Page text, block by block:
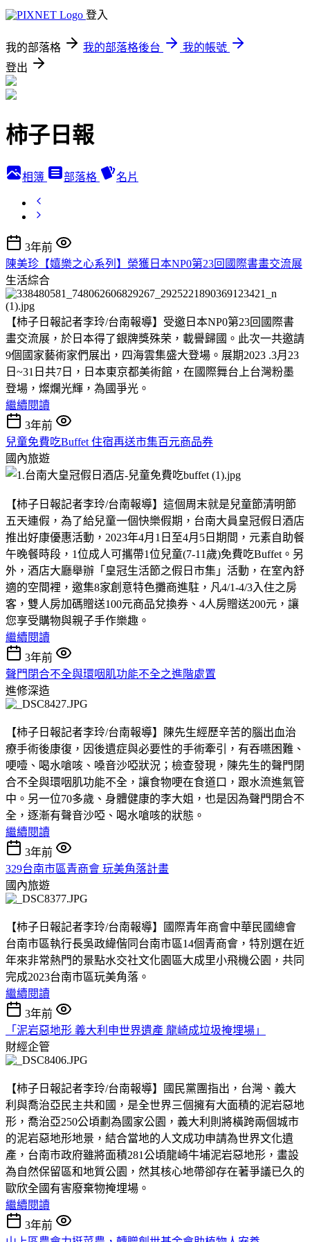
登入
我的部落格 我的部落格後台
我的帳號
登出
柿子日報
相簿 部落格 名片
3年前
陳美珍【嬉樂之心系列】榮獲日本NP0第23回國際書畫交流展
生活綜合
【柿子日報記者李玲/台南報導】受邀日本NP0第23回國際書
畫交流展，於日本得了銀牌獎殊荣，載譽歸國。此次一共邀請
9個國家藝術家們展出，四海雲集盛大登場。展期2023 .3月23
日~31日共7日，日本東京都美術館，在國際舞台上台灣粉墨
登場，燦爛光輝，為國爭光。
繼續閱讀
3年前
兒童免費吃Buffet 住宿再送市集百元商品券
國內旅遊
【柿子日報記者李玲/台南報導】這個周末就是兒童節清明節
五天連假，為了給兒童一個快樂假期，台南大員皇冠假日酒店
推出好康優惠活動，2023年4月1日至4月5日期間，元素自助餐
午晚餐時段，1位成人可攜帶1位兒童(7-11歲)免費吃Buffet。另
外，酒店大廳舉辦「皇冠生活節之假日市集」活動，在室內舒
適的空間裡，邀集8家創意特色攤商進駐，凡4/1-4/3入住之房
客，雙人房加碼贈送100元商品兌換券、4人房贈送200元，讓
您享受購物與親子手作樂趣。
繼續閱讀
3年前
聲門閉合不全與環咽肌功能不全之進階處置
進修深造
【柿子日報記者李玲/台南報導】陳先生經歷辛苦的腦出血治
療手術後康復，因後遺症與必要性的手術牽引，有吞嚥困難、
哽噎、喝水嗆咳、嗓音沙啞狀況；檢查發現，陳先生的聲門閉
合不全與環咽肌功能不全，讓食物哽在食道口，跟水流進氣管
中。另一位70多歲、身體健康的李大姐，也是因為聲門閉合不
全，逐漸有聲音沙啞、喝水嗆咳的狀態。
繼續閱讀
3年前
329台南市區青商會 玩美角落計畫
國內旅遊
【柿子日報記者李玲/台南報導】國際青年商會中華民國總會
台南市區執行長吳政緯偕同台南市區14個青商會，特別選在近
年來非常熱門的景點水交社文化園區大成里小飛機公園，共同
完成2023台南市區玩美角落。
繼續閱讀
3年前
「泥岩惡地形 義大利申世界遺產 龍崎成垃圾掩埋場」
財經企管
【柿子日報記者李玲/台南報導】國民黨團指出，台灣、義大
利與喬治亞民主共和國，是全世界三個擁有大面積的泥岩惡地
形，喬治亞250公頃劃為國家公園，義大利則將橫跨兩個城市
的泥岩惡地形地景，結合當地的人文成功申請為世界文化遺
產，台南市政府雖將面積281公頃龍崎牛埔泥岩惡地形，畫設
為自然保留區和地質公園，然其核心地帶卻存在著爭議已久的
歐欣全國有害廢棄物掩埋場。
繼續閱讀
3年前